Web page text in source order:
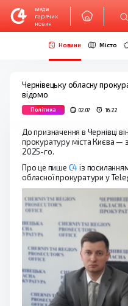
медіа
гарячих
новин
Новини Місто
Чернівецьку обласну
відомо
Політика 02.07 16:22
До призначення в Чернівці
прокуратуру міста Києва —
2025-го.
Про це пише C4із
обласної прокуратури у